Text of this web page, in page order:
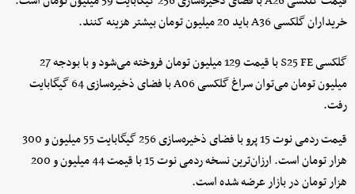
خریداران گلکسی A36 باید 20 میلیون تومان بیشتر هزینه کنند.
گلکسی S25 FE با قیمت 129 میلیون تومان فروخته می‌شود و با بودجه 27
میلیون تومان می‌توان سراغ گلکسی A06 با فضای ذخیره‌سازی 64 گیگابایت
رفت.
قیمت ردمی نوت 15 پرو با فضای ذخیره‌سازی 256 گیگابایت 55 میلیون و 300
هزار تومان است. ارزان‌ترین نسخه ردمی نوت 15 با قیمت 44 میلیون و 200
هزار تومان در بازار عرضه شده است.